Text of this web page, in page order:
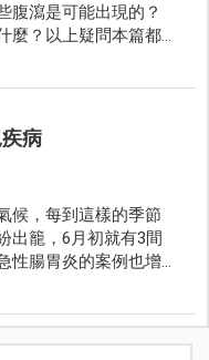
腹瀉是可能出現的？
麼？以上疑問本篇都
病
候，每到這樣的季節
出籠，6月初就有3間
性腸胃炎的案例也增